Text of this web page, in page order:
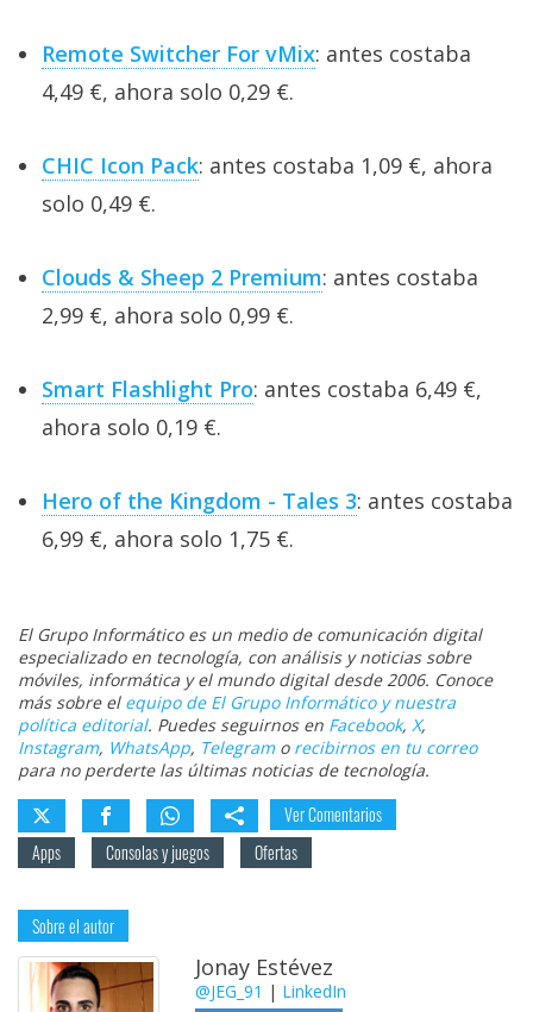
Remote Switcher For vMix: antes costaba
4,49 €, ahora solo 0,29 €.
CHIC Icon Pack: antes costaba 1,09 €, ahora
solo 0,49 €.
Clouds & Sheep 2 Premium: antes costaba
2,99 €, ahora solo 0,99 €.
Smart Flashlight Pro: antes costaba 6,49 €,
ahora solo 0,19 €.
Hero of the Kingdom - Tales 3: antes costaba
6,99 €, ahora solo 1,75 €.
El Grupo Informático es un medio de comunicación digital
especializado en tecnología, con análisis y noticias sobre
móviles, informática y el mundo digital desde 2006. Conoce
más sobre el equipo de El Grupo Informático y nuestra
política editorial. Puedes seguirnos en Facebook, X,
Instagram, WhatsApp, Telegramo recibirnos en tu correo
para no perderte las últimas noticias de tecnología.
Ver Comentarios
Apps
Consolas y juegos Ofertas
Sobre el autor
Jonay Estévez
@JEG_91 | LinkedIn